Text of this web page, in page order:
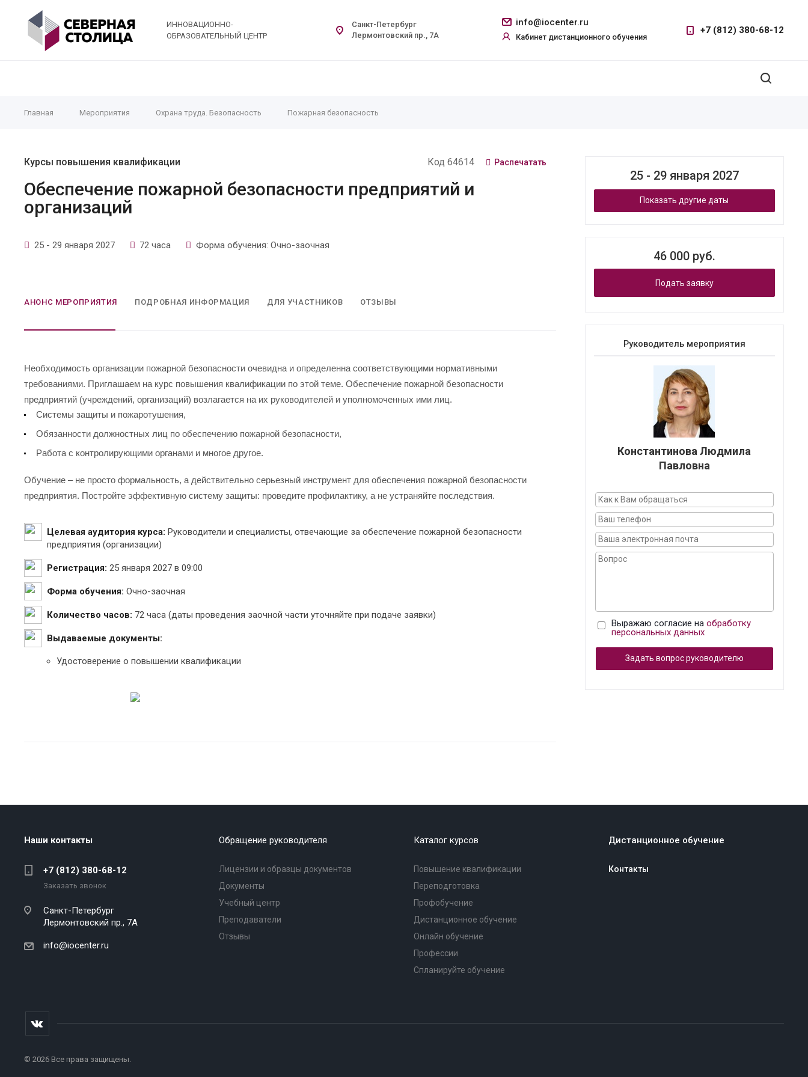
ИННОВАЦИОННО-
ОБРАЗОВАТЕЛЬНЫЙ ЦЕНТР
info@iocenter.ru
Кабинет дистанционного обучения
+7 (812) 380-68-12
Санкт-Петербург
Лермонтовский пр., 7А
Главная Мероприятия Охрана труда. Безопасность Пожарная безопасность
Курсы повышения квалификации Код 64614 Распечатать
Обеспечение пожарной безопасности предприятий и
организаций
25 - 29 января 2027 72 часа Форма обучения: Очно-заочная
АНОНС МЕРОПРИЯТИЯ ПОДРОБНАЯ ИНФОРМАЦИЯ ДЛЯ УЧАСТНИКОВ ОТЗЫВЫ
Необходимость организации пожарной безопасности очевидна и определенна соответствующими нормативными
требованиями. Приглашаем на курс повышения квалификации по этой теме. Обеспечение пожарной безопасности
предприятий (учреждений, организаций) возлагается на их руководителей и уполномоченных ими лиц.
Системы защиты и пожаротушения,
Обязанности должностных лиц по обеспечению пожарной безопасности,
Работа с контролирующими органами и многое другое.
Обучение – не просто формальность, а действительно серьезный инструмент для обеспечения пожарной безопасности
предприятия. Постройте эффективную систему защиты: проведите профилактику, а не устраняйте последствия.
Целевая аудитория курса: Руководители и специалисты, отвечающие за обеспечение пожарной безопасности
предприятия (организации)
Регистрация: 25 января 2027 в 09:00
Форма обучения: Очно-заочная
Количество часов: 72 часа (даты проведения заочной части уточняйте при подаче заявки)
Выдаваемые документы:
Удостоверение о повышении квалификации
25 - 29 января 2027
Показать другие даты
46 000 руб.
Подать заявку
Руководитель мероприятия
Константинова Людмила
Павловна
Выражаю согласие на обработку
персональных данных
Задать вопрос руководителю
Наши контакты
+7 (812) 380-68-12
Заказать звонок
Санкт-Петербург
Лермонтовский пр., 7А
info@iocenter.ru
Обращение руководителя
Лицензии и образцы документов
Документы
Учебный центр
Преподаватели
Отзывы
Каталог курсов
Повышение квалификации
Переподготовка
Профобучение
Дистанционное обучение
Онлайн обучение
Профессии
Спланируйте обучение
Дистанционное обучение
Контакты
© 2026 Все права защищены.